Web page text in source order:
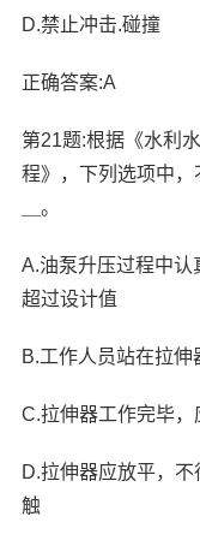
D.禁止冲击.碰撞
正确答案:A
第21题:根据《水利
程》，下列选项中，
＿。
A.油泵升压过程中
超过设计值
B.工作人员站在拉伸
C.拉伸器工作完毕
D.拉伸器应放平，
触